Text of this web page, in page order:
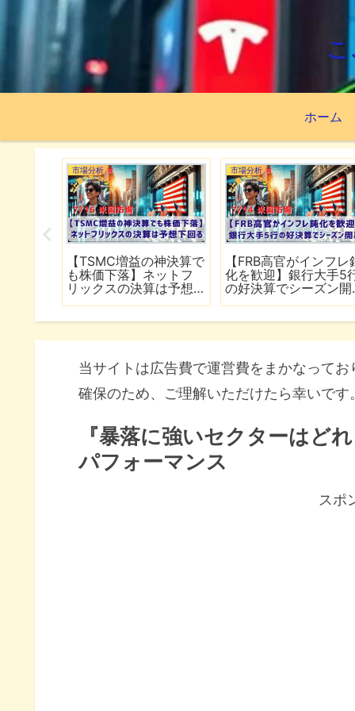
ホーム
市場分析
【TSMC増益の神決算で
も株価下落】ネットフ
リックスの決算は予想
市場分析
【FRB高官がインフレ
化を歓迎】銀行大手5
の好決算でシーズン開
当サイトは広告費で運営費をまかなって
確保のため、ご理解いただけたら幸いです
『暴落に強いセクターはど
パフォーマンス
スポ